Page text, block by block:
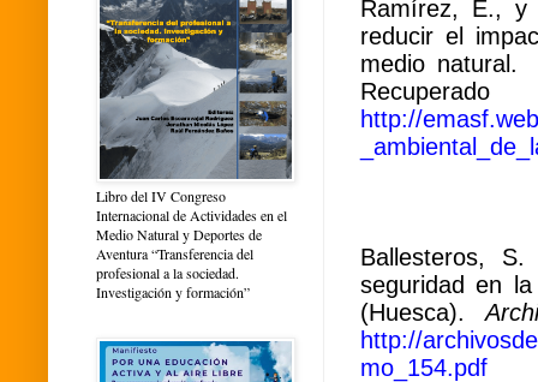
Ramírez, E., y
reducir el
medio natural.
http://
Ballesteros,
seguridad en
(Huesca).
http://
mo_154.pdf
Libro del IV Congreso
Internacional de Actividades en el
Medio Natural y Deportes de
Aventura “Transferencia del
profesional a la sociedad.
Investigación y formación”